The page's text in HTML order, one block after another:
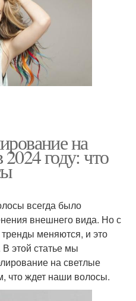
на
году: что
всегда было
внешнего вида. Но с
меняются, и это
этой статье мы
на светлые
что ждет наши волосы.